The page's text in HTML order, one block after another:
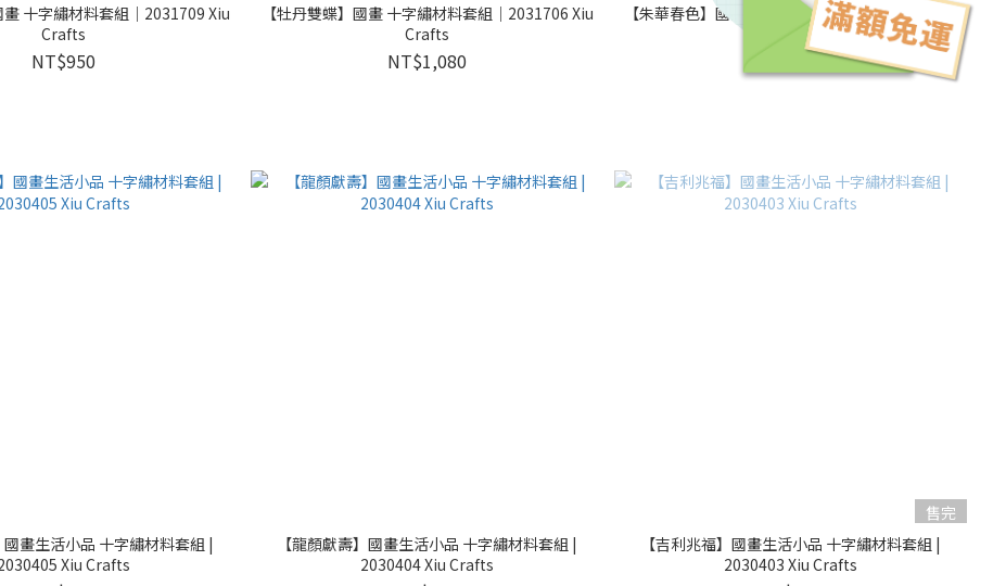
畫 十字繡材料套組｜2031709 Xiu
Crafts
NT$950
【牡丹雙蝶】國畫 十字繡材料套組｜2031706 Xiu
Crafts
NT$1,080
【朱華春色】國畫 十字繡材料套組｜2031705 Xiu
Crafts
NT$780
國畫生活小品 十字繡材料套組 |
Xiu Crafts
【龍顏獻壽】國畫生活小品 十字繡材料套組 |
2030404 Xiu Crafts
售完
【吉利兆福】國畫生活小品 十字繡材料套組 |
2030403 Xiu Crafts